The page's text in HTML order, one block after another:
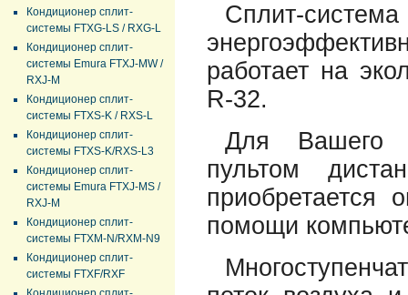
Кондиционер сплит-
системы FTXG-LS / RXG-L
Кондиционер сплит-
системы Emura FTXJ-MW /
RXJ-M
Кондиционер сплит-
системы FTXS-K / RXS-L
Кондиционер сплит-
системы FTXS-K/RXS-L3
Кондиционер сплит-
системы Emura FTXJ-MS /
RXJ-M
Кондиционер сплит-
системы FTXM-N/RXM-N9
Кондиционер сплит-
системы FTXF/RXF
Сплит-
работает на
R-32.
Для Вашего
пультом
приобретается
помощи